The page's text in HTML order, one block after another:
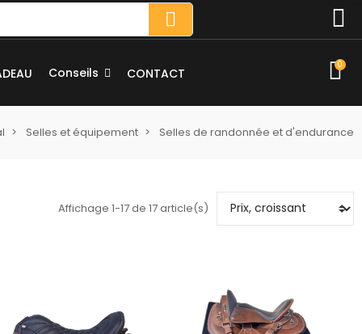
Conseils CONTACT
0
Selles et équipement Selles de randonnée et d'endurance
Affichage 1-17 de 17 article(s)